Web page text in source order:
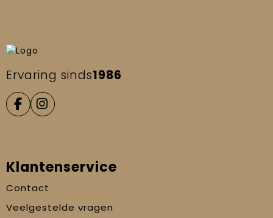
Ervaring sinds1986
Klantenservice
Contact
Veelgestelde vragen